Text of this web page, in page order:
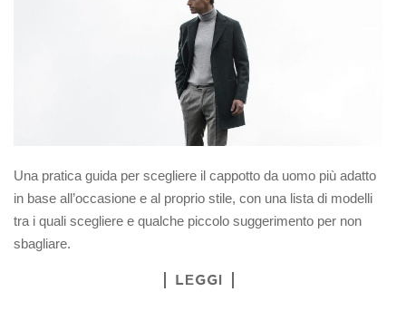
Una pratica guida per scegliere il cappotto da uomo più adatto
in base all’occasione e al proprio stile, con una lista di modelli
tra i quali scegliere e qualche piccolo suggerimento per non
sbagliare.
LEGGI